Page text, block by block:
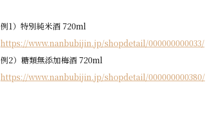
例1）特別純米酒 720ml
https://www.nanbubijin.jp/shopdetail/000000000033/
例2）糖類無添加梅酒 720ml
https://www.nanbubijin.jp/shopdetail/000000000380/